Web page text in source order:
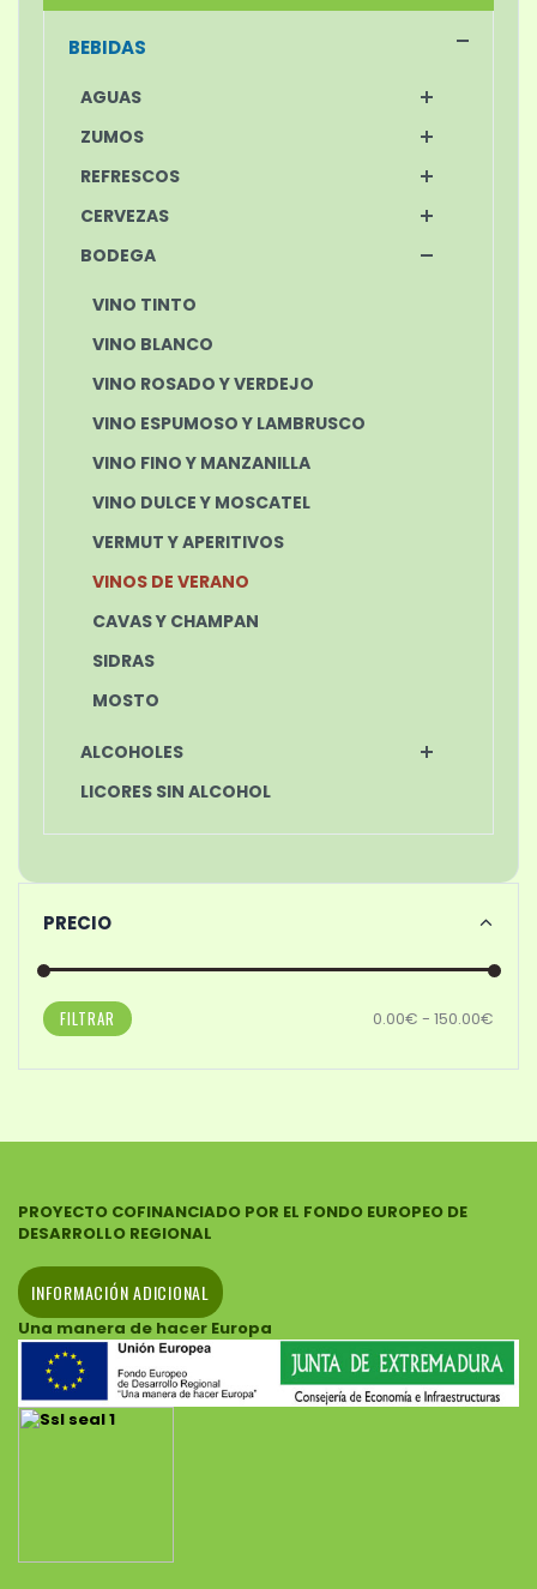
BEBIDAS
AGUAS
ZUMOS
REFRESCOS
CERVEZAS
BODEGA
VINO TINTO
VINO BLANCO
VINO ROSADO Y VERDEJO
VINO ESPUMOSO Y LAMBRUSCO
VINO FINO Y MANZANILLA
VINO DULCE Y MOSCATEL
VERMUT Y APERITIVOS
VINOS DE VERANO
CAVAS Y CHAMPAN
SIDRAS
MOSTO
ALCOHOLES
LICORES SIN ALCOHOL
PRECIO
FILTRAR 0.00€ - 150.00€
PROYECTO COFINANCIADO POR EL FONDO EUROPEO DE
DESARROLLO REGIONAL
INFORMACIÓN ADICIONAL
Una manera de hacer Europa